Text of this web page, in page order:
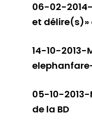
06-02-2014-
et délire(s)»
14-10-
05-10-
de la BD